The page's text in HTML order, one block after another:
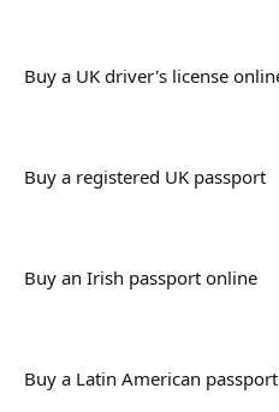
Buy a UK driver's license
Buy a registered UK passport
Buy an Irish passport online
Buy a Latin American